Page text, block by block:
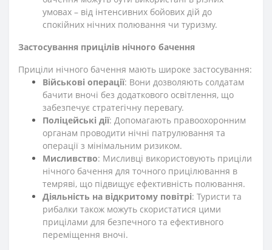
умовах – від інтенсивних бойових дій до
спокійних нічних полювання чи туризму.
Застосування прицілів нічного бачення
Приціли нічного бачення мають широке застосування:
Військові операції: Вони дозволяють солдатам
бачити вночі без додаткового освітлення, що
забезпечує стратегічну перевагу.
Поліцейські дії: Допомагають правоохоронним
органам проводити нічні патрулювання та
операції з мінімальним ризиком.
Мисливство: Мисливці використовують приціли
нічного бачення для точного прицілювання в
темряві, що підвищує ефективність полювання.
Діяльність на відкритому повітрі: Туристи та
рибалки також можуть скористатися цими
прицілами для безпечного та ефективного
переміщення вночі.